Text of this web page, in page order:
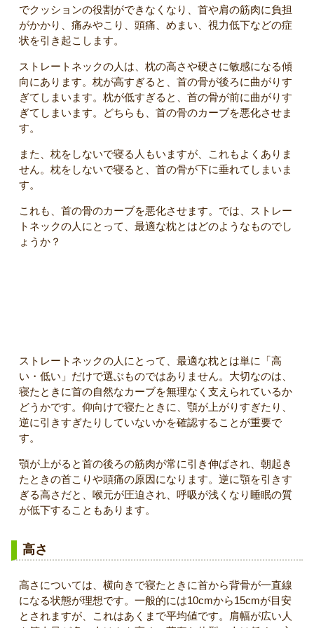
でクッションの役割ができなくなり、首や肩の筋肉に負担
がかかり、痛みやこり、頭痛、めまい、視力低下などの症
状を引き起こします。
ストレートネックの人は、枕の高さや硬さに敏感になる傾
向にあります。枕が高すぎると、首の骨が後ろに曲がりす
ぎてしまいます。枕が低すぎると、首の骨が前に曲がりす
ぎてしまいます。どちらも、首の骨のカーブを悪化させま
す。
また、枕をしないで寝る人もいますが、これもよくありま
せん。枕をしないで寝ると、首の骨が下に垂れてしまいま
す。
これも、首の骨のカーブを悪化させます。では、ストレー
トネックの人にとって、最適な枕とはどのようなものでし
ょうか？
ストレートネックの人にとって、最適な枕とは単に「高
い・低い」だけで選ぶものではありません。大切なのは、
寝たときに首の自然なカーブを無理なく支えられているか
どうかです。仰向けで寝たときに、顎が上がりすぎたり、
逆に引きすぎたりしていないかを確認することが重要で
す。
顎が上がると首の後ろの筋肉が常に引き伸ばされ、朝起き
たときの首こりや頭痛の原因になります。逆に顎を引きす
ぎる高さだと、喉元が圧迫され、呼吸が浅くなり睡眠の質
が低下することもあります。
高さ
高さについては、横向きで寝たときに首から背骨が一直線
になる状態が理想です。一般的には10cmから15cmが目安
とされますが、これはあくまで平均値です。肩幅が広い人